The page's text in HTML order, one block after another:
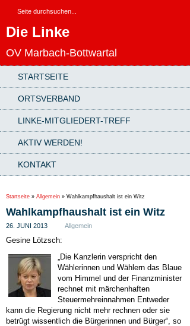
Die Linke
OV Marbach-Bottwartal
STARTSEITE
ORTSVERBAND
LINKE-MITGLIEDERT-TREFF
AKTIV WERDEN!
KONTAKT
Startseite » Allgemein » Wahlkampfhaushalt ist ein Witz
Wahlkampfhaushalt ist ein Witz
26. JUNI 2013 Allgemein
Gesine Lötzsch:
„Die Kanzlerin verspricht den
Wählerinnen und Wählern das Blaue
vom Himmel und der Finanzminister
rechnet mit märchenhaften
Steuermehreinnahmen Entweder
kann die Regierung nicht mehr rechnen oder sie
betrügt wissentlich die Bürgerinnen und Bürger“, so